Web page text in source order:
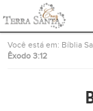
Ir para a página
Você está em: Bíblia
Êxodo 3:12